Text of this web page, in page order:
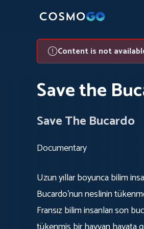
Content is not
Save the
Save The Bucardo
Documentary
Uzun yıllar boyunca bilim
Bucardo'nun neslinin
Fransız bilim insanları son